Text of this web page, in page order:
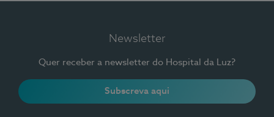
Newsletter
Quer receber a newsletter do Hospital da Luz?
Subscreva aqui